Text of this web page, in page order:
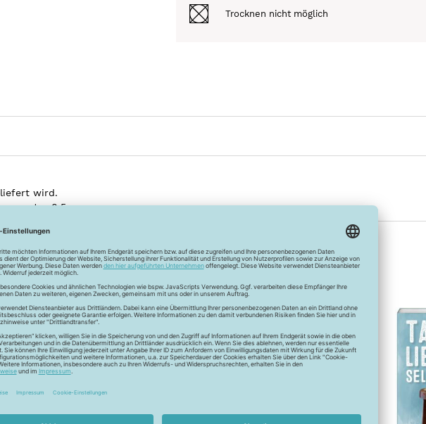
Trocknen nicht möglich
wird.
unter 0,5m.
Entdeckemehr Artikel